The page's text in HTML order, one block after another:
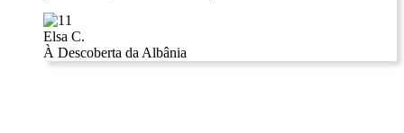
Elsa C.
À Descoberta da Albânia